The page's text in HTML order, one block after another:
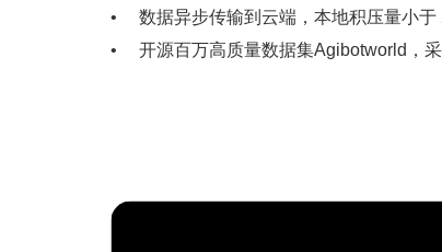
数据异步传输到云端，本地积压量小于
开源百万高质量数据集Agibotworld，